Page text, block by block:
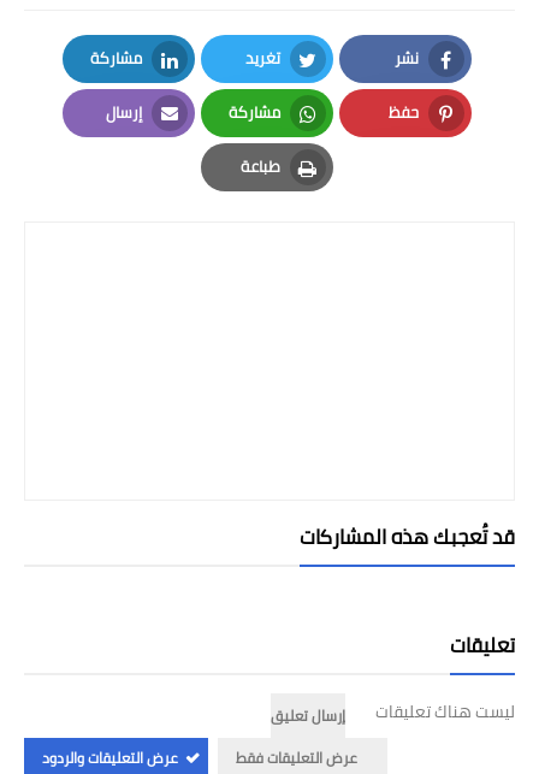
نشر
Facebook
تغريد
Twitter
مشاركة
LinkedIn
حفظ
Pinterest
مشاركة
Whatsapp
إرسال
Email
طباعة
Print
قد تُعجبك هذه المشاركات
تعليقات
ليست هناك تعليقات
إرسال تعليق
عرض التعليقات فقط
عرض التعليقات والردود